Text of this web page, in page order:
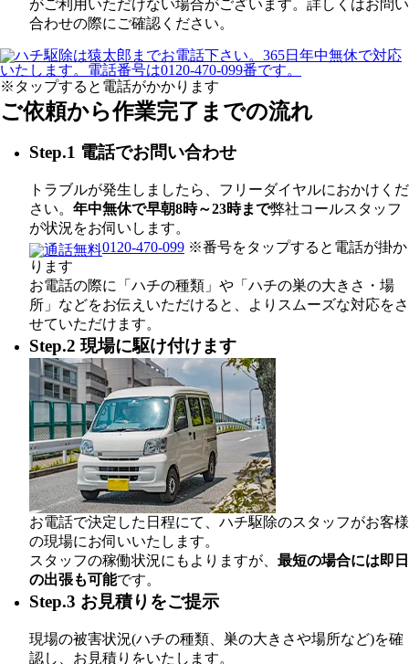
がご利用いただけない場合がございます。詳しくはお問い
合わせの際にご確認ください。
※タップすると電話がかかります
ご依頼から作業完了までの流れ
Step.1 電話でお問い合わせ
トラブルが発生しましたら、フリーダイヤルにおかけくだ
さい。 年中無休で早朝8時～23時まで弊社コールスタッフ
が状況をお伺いします。
0120-470-099 ※番号をタップすると電話が掛か
ります
お電話の際に「ハチの種類」や「ハチの巣の大きさ・場
所」などをお伝えいただけると、よりスムーズな対応をさ
せていただけます。
Step.2 現場に駆け付けます
お電話で決定した日程にて、ハチ駆除のスタッフがお客様
の現場にお伺いいたします。
スタッフの稼働状況にもよりますが、 最短の場合には即日
の出張も可能です。
Step.3 お見積りをご提示
現場の被害状況(ハチの種類、巣の大きさや場所など)を確
認し、お見積りをいたします。